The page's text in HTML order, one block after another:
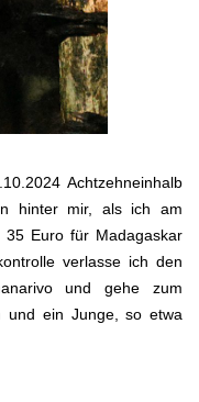
Achtzehneinhalb
hinter mir, als ich am
35 Euro für Madagaskar
verlasse ich den
und gehe zum
und ein Junge, so etwa